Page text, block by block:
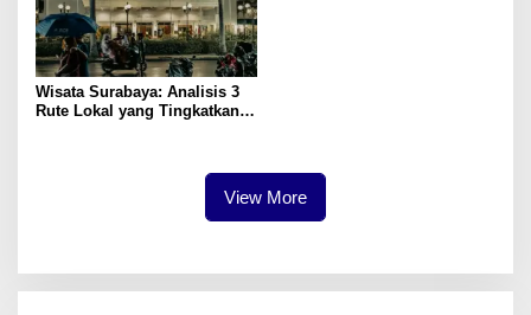
Wisata Surabaya: Analisis 3
Rute Lokal yang Tingkatkan
View More